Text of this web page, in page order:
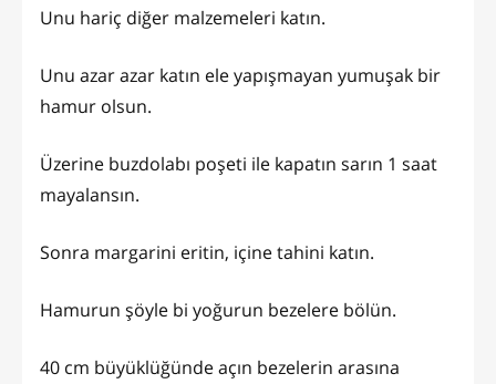
Unu hariç diğer malzemeleri katın.
Unu azar azar katın ele yapışmayan yumuşak bir
hamur olsun.
Üzerine buzdolabı poşeti ile kapatın sarın 1 saat
mayalansın.
Sonra margarini eritin, içine tahini katın.
Hamurun şöyle bi yoğurun bezelere bölün.
40 cm büyüklüğünde açın bezelerin arasına